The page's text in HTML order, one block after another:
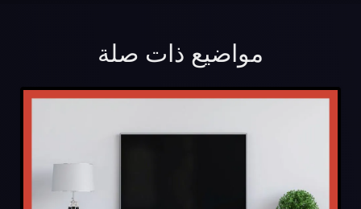
مواضيع ذات صلة